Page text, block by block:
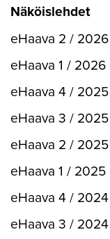
Näköislehdet
eHaava 2 / 2026
eHaava 1 / 2026
eHaava 4 / 2025
eHaava 3 / 2025
eHaava 2 / 2025
eHaava 1 / 2025
eHaava 4 / 2024
eHaava 3 / 2024